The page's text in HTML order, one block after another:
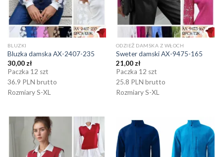
BLUZKI
Bluzka damska AX-2407-235
30,00 zł
Paczka 12 szt
36.9 PLN brutto
Rozmiary S-XL
ODZIEŻ DAMSKA Z WŁOCH
Sweter damski AX-9475-165
21,00 zł
Paczka 12 szt
25.8 PLN brutto
Rozmiary S-XL